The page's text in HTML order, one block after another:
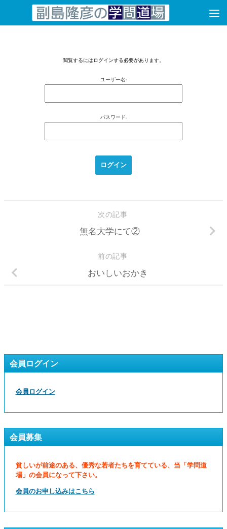
コンテンツへスキップ
閲覧するにはログインする必要があります。
ユーザー名:
パスワード:
次の記事
無名大学にて②
前の記事
おいしいおかき
会員ログイン
会員ログイン
会員募集
貧しいが前途のある、優秀な若者たちを育てている、当「学問道
場」の会員になって下さい。
会員のお申し込みはこちら